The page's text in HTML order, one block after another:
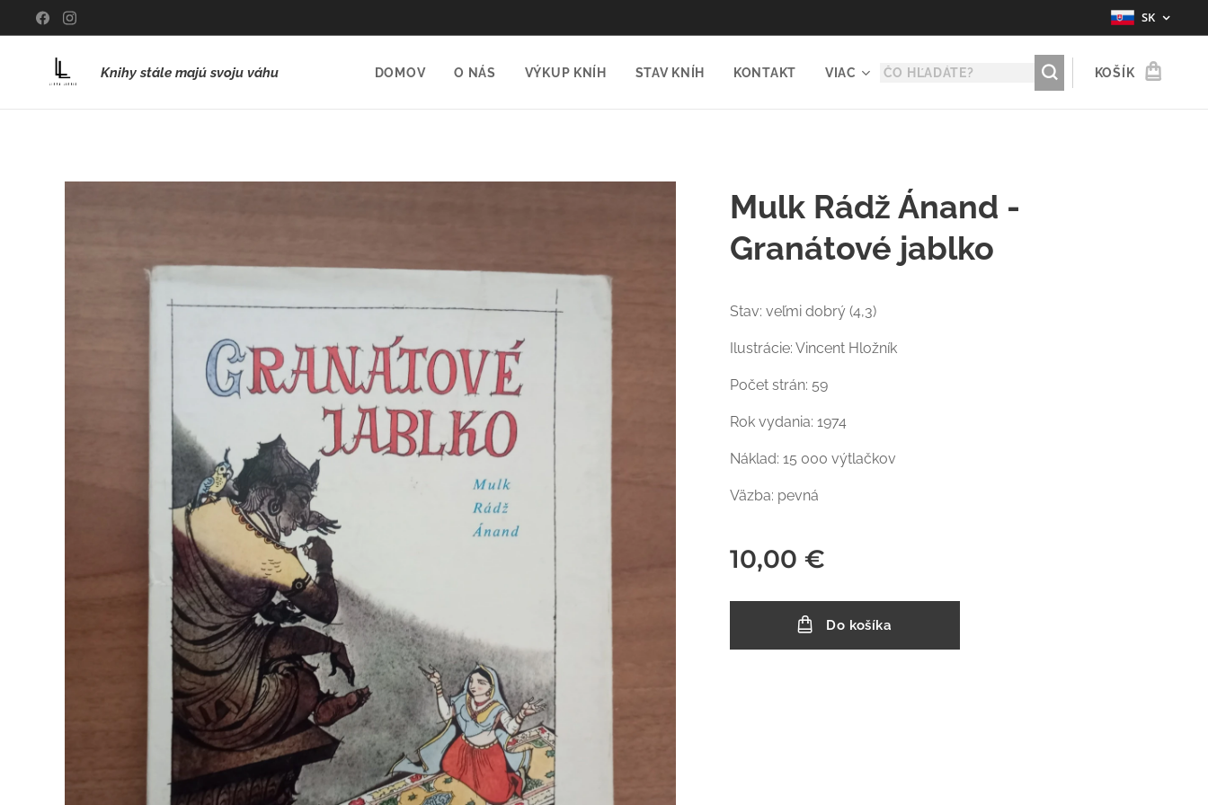
SK
Knihy stále majú svoju váhu DOMOV O NÁS VÝKUP KNÍH STAV KNÍH KONTAKT VIAC KOŠÍK
Mulk Rádž Ánand -
Granátové jablko
Stav: veľmi dobrý (4,3)
Ilustrácie: Vincent Hložník
Počet strán: 59
Rok vydania: 1974
Náklad: 15 000 výtlačkov
Väzba: pevná
10,00 €
Do košíka